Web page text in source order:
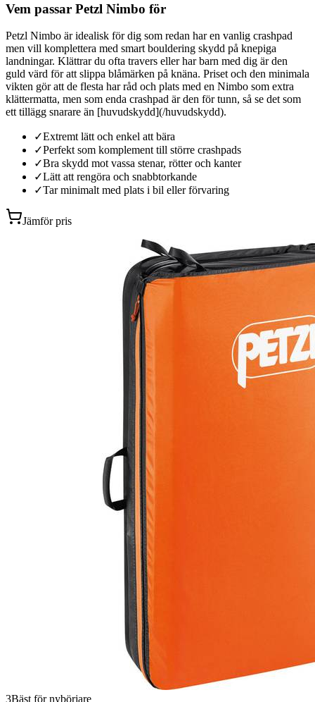
Vem passar Petzl Nimbo för
Petzl Nimbo är idealisk för dig som redan har en vanlig crashpad
men vill komplettera med smart bouldering skydd på knepiga
landningar. Klättrar du ofta travers eller har barn med dig är den
guld värd för att slippa blåmärken på knäna. Priset och den minimala
vikten gör att de flesta har råd och plats med en Nimbo som extra
klättermatta, men som enda crashpad är den för tunn, så se det som
ett tillägg snarare än [huvudskydd](/huvudskydd).
✓Extremt lätt och enkel att bära
✓Perfekt som komplement till större crashpads
✓Bra skydd mot vassa stenar, rötter och kanter
✓Lätt att rengöra och snabbtorkande
✓Tar minimalt med plats i bil eller förvaring
Jämför pris
3Bäst för nybörjare